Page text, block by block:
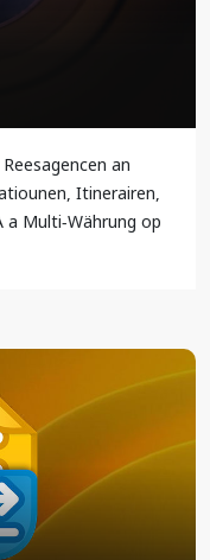
an
Itinerairen,
Multi-Währung op